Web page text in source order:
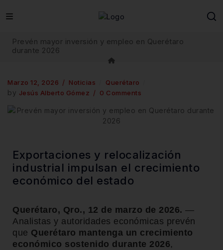
Prevén mayor inversión y empleo en Querétaro
durante 2026
Marzo 12, 2026 Noticias Querétaro
by Jesús Alberto Gómez 0 Comments
Exportaciones y relocalización
industrial impulsan el crecimiento
económico del estado
Querétaro, Qro., 12 de marzo de 2026. —
Analistas y autoridades económicas prevén
que Querétaro mantenga un crecimiento
económico sostenido durante 2026,